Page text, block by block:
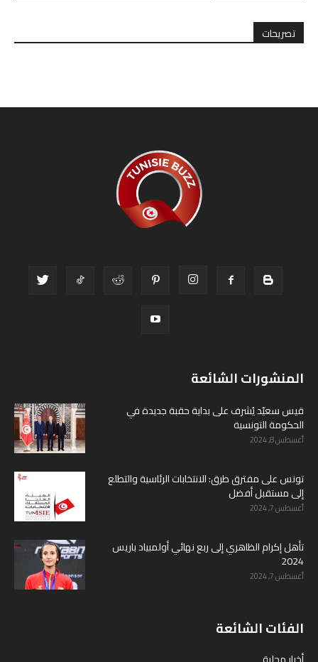
تصريحات
المنشورات الشائعة
قيس سعيّد يُشرف على بداية حقبة جديدة في
الحكومة التونسية
أغسطس 8, 2024
تونس على مفترق طرق: الانتخابات الرئاسية والتطلع
إلى مستقبل أفضل
أغسطس 7, 2024
تأهل إكرام الظاهري إلى ربع نهائي أولمبياد باريس
2024
أغسطس 7, 2024
الفئات الشائعة